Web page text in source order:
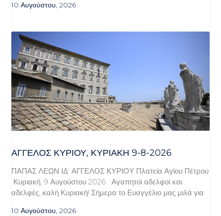
10 Αυγούστου, 2026
ΆΓΓΕΛΟΣ ΚΥΡΊΟΥ, ΚΥΡΙΑΚΉ 9-8-2026
ΠΑΠΑΣ ΛΕΩΝ ΙΔ’ ΑΓΓΕΛΟΣ ΚΥΡΙΟΥ Πλατεία Αγίου Πέτρου
Κυριακή, 9 Αυγούστου 2026 Αγαπητοί αδελφοί και
αδελφές, καλή Κυριακή! Σήμερα το Ευαγγέλιο μας μιλά για
10 Αυγούστου, 2026